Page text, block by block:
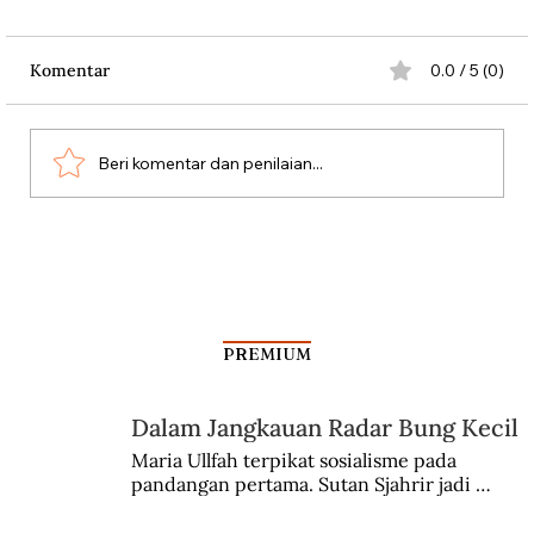
Komentar 0.0 / 5 (0)
Beri komentar dan penilaian...
PREMIUM
Dalam Jangkauan Radar Bung Kecil
Maria Ullfah terpikat sosialisme pada
pandangan pertama. Sutan Sjahrir jadi